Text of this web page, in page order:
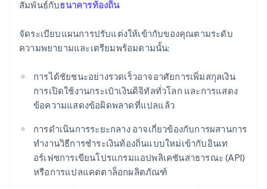
สัมพันธ์กับธนาคารท้องถิ่น
จัดระเบียบแผนการปรับแต่งให้เข้ากับของคุณตามระดับ
ความพยายามและเตรียมพร้อมตามนั้น:
การได้ชัยชนะอย่างรวดเร็วอาจอาศัยการเพิ่มสกุลเงิน
การเปิดใช้งานกระเป๋าเงินดิจิทัลทั่วโลก และการแสดง
ข้อความแสดงข้อผิดพลาดที่แปลแล้ว
การดําเนินการระยะกลาง อาจเกี่ยวข้องกับการผสานการ
ทํางานวิธีการชําระเงินท้องถิ่นแบบใหม่เข้ากับอินเท
อร์เฟซการเขียนโปรแกรมแอปพลิเคชันสาธารณะ (API)
หรือการแปลแคตตาล็อกผลิตภัณฑ์